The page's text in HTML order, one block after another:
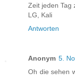
Zeit jeden Tag
LG, Kali
Antworten
Anonym 5.
Oh die sehen